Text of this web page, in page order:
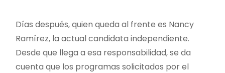
Días después, quien queda al frente es Nancy
Ramírez, la actual candidata independiente.
Desde que llega a esa responsabilidad, se da
cuenta que los programas solicitados por el